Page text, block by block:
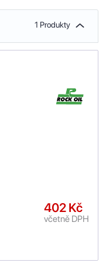
1 Produkty
402 Kč
včetně DPH